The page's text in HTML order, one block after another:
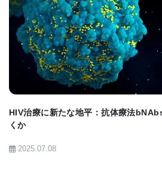
硬化症（MS）や関節リウマチ
れます。
ミハイ氏は、 遺伝的要因 と
が、免疫システムの異常を引き
研究し、 個人の免疫特性に合わ
つながる可能性を示しました。
BIOMARKET
HIV治療に新たな地平：抗体療法
くか
2025.07.08